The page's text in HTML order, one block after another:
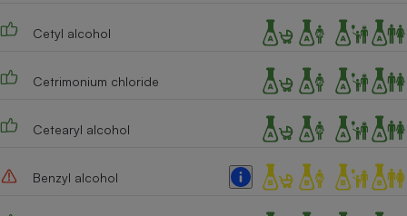
Cetyl alcohol
Cetrimonium chloride
Cetearyl alcohol
Benzyl alcohol
Climatiseur -
Antivirus